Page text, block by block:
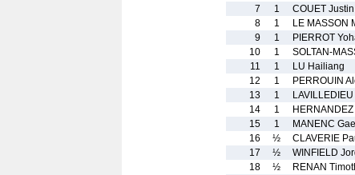
7
1 COUET Justin
8
1 LE MASSON
9
1 PIERROT
10
1 SOLTAN-
11
1 LU Hailiang
12
1 PERROUIN
13
1
14
1
15
1 MANENC
16
½ CLAVERIE
17
½ WINFIELD
18
½ RENAN